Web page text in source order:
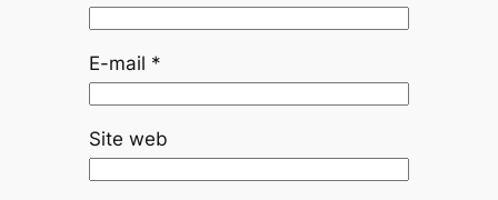
E-mail *
Site web